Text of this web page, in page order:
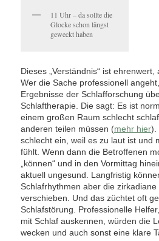
11 Uhr – da sollte die
Glocke schon längst
geweckt haben
Dieses „Verständnis“ ist ehrenwert,
Wer die Sache professionell
Ergebnisse der Schlafforschung
Schlaftherapie. Die sagt: Es ist
einem großen Raum schlecht
anderen teilen müssen (mehr hier).
schlecht ein, weil es zu laut ist und
fühlt. Wenn dann die Betroffenen
„können“ und in den Vormittag
aktuell ungesund. Langfristig
Schlafrhythmen aber die zirkadiane
verschieben. Und das züchtet oft
Schlafstörung. Professionelle
mit Schlaf auskennen, würden die
wecken und auch sonst eine klare